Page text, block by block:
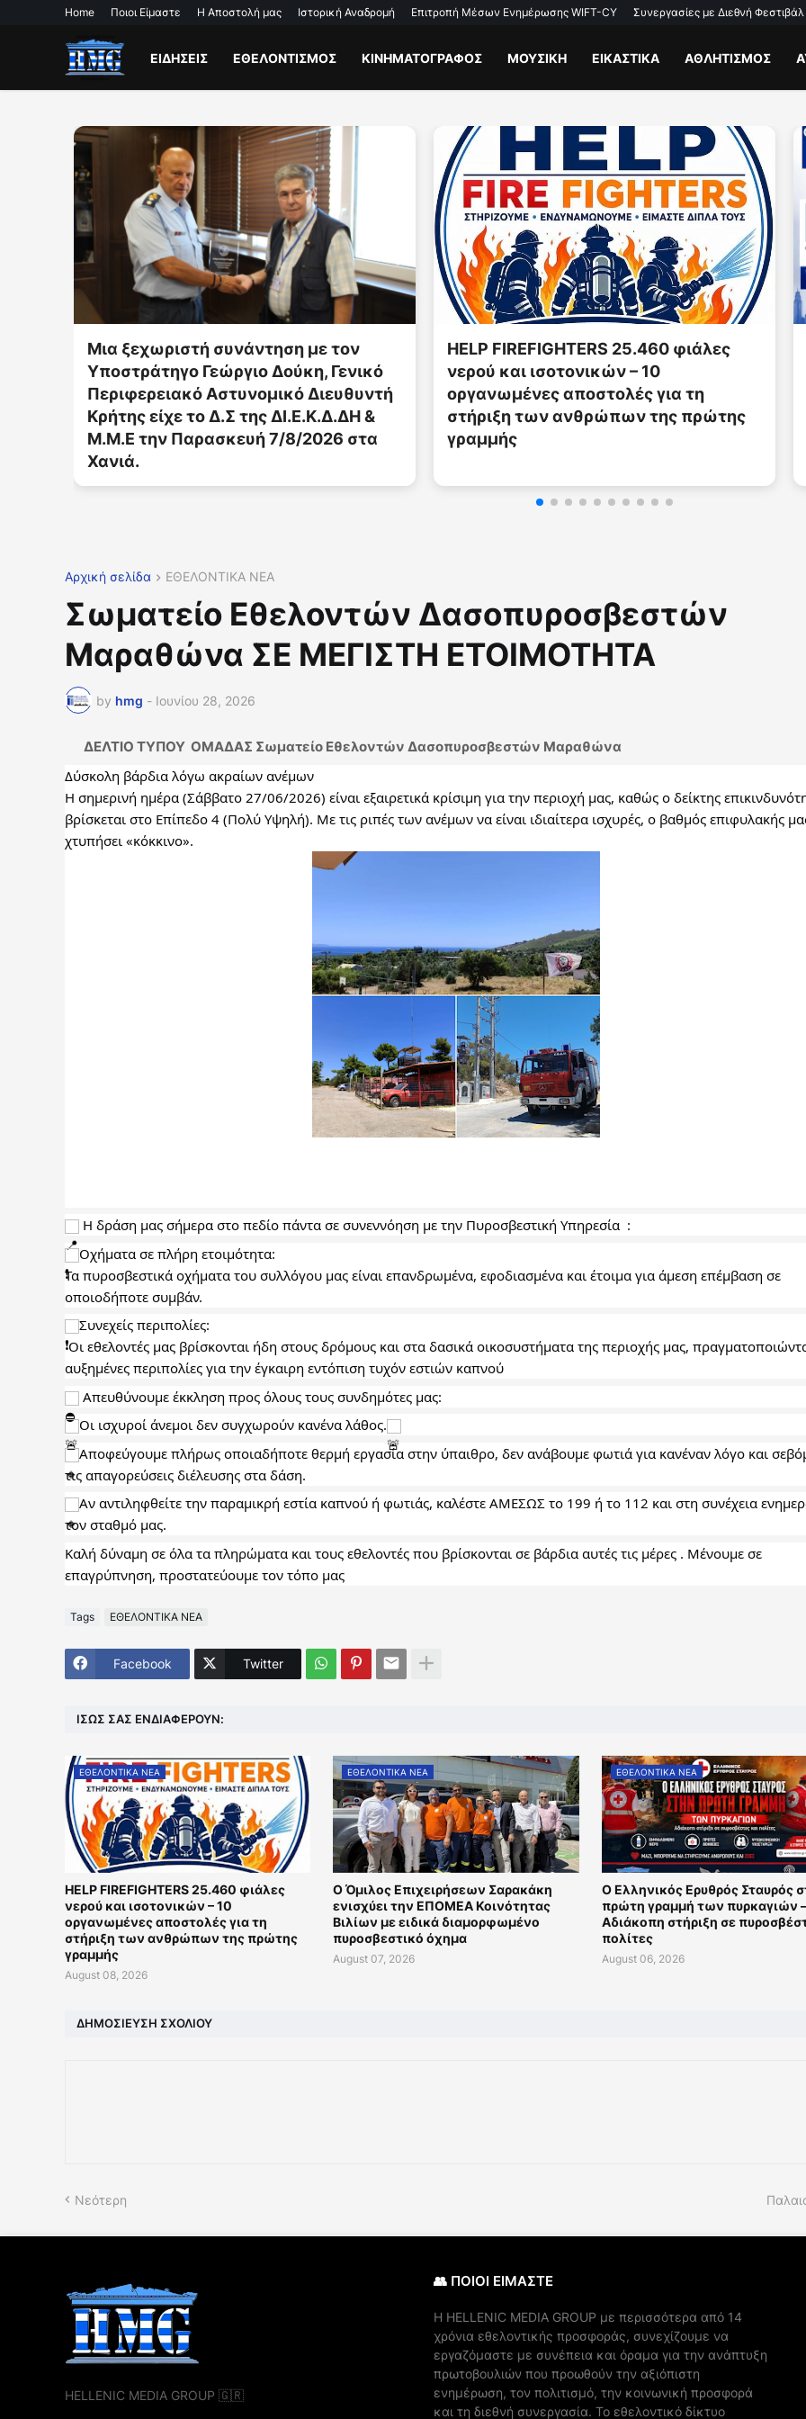
Home Ποιοι Είμαστε Η Αποστολή μας Ιστορική Αναδρομή Επιτροπή Μέσων Ενημέρωσης WIFT-CY Συνεργασίες με Διεθνή Φεστιβάλ
ΕΙΔΗΣΕΙΣ ΕΘΕΛΟΝΤΙΣΜΟΣ ΚΙΝΗΜΑΤΟΓΡΑΦΟΣ ΜΟΥΣΙΚΗ ΕΙΚΑΣΤΙΚΑ ΑΘΛΗΤΙΣΜΟΣ
HELP FIREFIGHTERS 25.460 φιάλες
νερού και ισοτονικών – 10
οργανωμένες αποστολές για τη
στήριξη των ανθρώπων της πρώτης
γραμμής
HABIRONA: The Philosophy Behind
Yelcast Visual Poetry
Αρχική σελίδα ΕΘΕΛΟΝΤΙΚΑ ΝΕΑ
Σωματείο Εθελοντών Δασοπυροσβεστών
Μαραθώνα ΣΕ ΜΕΓΙΣΤΗ ΕΤΟΙΜΟΤΗΤΑ
by hmg - Ιουνίου 28, 2026
ΔΕΛΤΙΟ ΤΥΠΟΥ ΟΜΑΔΑΣ Σωματείο Εθελοντών Δασοπυροσβεστών Μαραθώνα
Δύσκολη βάρδια λόγω ακραίων ανέμων
Η σημερινή ημέρα (Σάββατο 27/06/2026) είναι εξαιρετικά κρίσιμη για την περιοχή μας, καθώς ο δείκτης
βρίσκεται στο Επίπεδο 4 (Πολύ Υψηλή). Με τις ριπές των ανέμων να είναι ιδιαίτερα ισχυρές, ο βαθμός επιφυλακής
χτυπήσει «κόκκινο».
Η δράση μας σήμερα στο πεδίο πάντα σε συνεννόηση με την Πυροσβεστική Υπηρεσία  :
Οχήματα σε πλήρη ετοιμότητα:
Τα πυροσβεστικά οχήματα του συλλόγου μας είναι επανδρωμένα, εφοδιασμένα και έτοιμα για άμεση επέμβαση σε
οποιοδήποτε συμβάν.
Συνεχείς περιπολίες:
Οι εθελοντές μας βρίσκονται ήδη στους δρόμους και στα δασικά οικοσυστήματα της περιοχής μας, πραγματοποιώντας
αυξημένες περιπολίες για την έγκαιρη εντόπιση τυχόν εστιών καπνού
Απευθύνουμε έκκληση προς όλους τους συνδημότες μας:
Οι ισχυροί άνεμοι δεν συγχωρούν κανένα λάθος.
Αποφεύγουμε πλήρως οποιαδήποτε θερμή εργασία στην ύπαιθρο, δεν ανάβουμε φωτιά για κανέναν λόγο και
τις απαγορεύσεις διέλευσης στα δάση.
Αν αντιληφθείτε την παραμικρή εστία καπνού ή φωτιάς, καλέστε ΑΜΕΣΩΣ το 199 ή το 112 και στη συνέχεια
τον σταθμό μας.
Καλή δύναμη σε όλα τα πληρώματα και τους εθελοντές που βρίσκονται σε βάρδια αυτές τις μέρες . Μένουμε σε
επαγρύπνηση, προστατεύουμε τον τόπο μας
Tags ΕΘΕΛΟΝΤΙΚΑ ΝΕΑ
Facebook Twitter
ΊΣΩΣ ΣΑΣ ΕΝΔΙΑΦΈΡΟΥΝ:
ΕΘΕΛΟΝΤΙΚΑ ΝΕΑ
HELP FIREFIGHTERS 25.460 φιάλες
νερού και ισοτονικών – 10
οργανωμένες αποστολές για τη
στήριξη των ανθρώπων της πρώτης
γραμμής
August 08, 2026
ΕΘΕΛΟΝΤΙΚΑ ΝΕΑ
Ο Όμιλος Επιχειρήσεων Σαρακάκη
ενισχύει την ΕΠΟΜΕΑ Κοινότητας
Βιλίων με ειδικά διαμορφωμένο
πυροσβεστικό όχημα
August 07, 2026
ΕΘΕΛΟΝΤΙΚΑ ΝΕΑ
Ο Ελληνικός Ερυθρός Σταυρός
πρώτη γραμμή των πυρκαγιών –
Αδιάκοπη στήριξη σε
πολίτες
August 06, 2026
ΔΗΜΟΣΊΕΥΣΗ ΣΧΟΛΊΟΥ
Νεότερη
HELLENIC MEDIA GROUP 🇬🇷
👥 ΠΟΙΟΙ ΕΙΜΑΣΤΕ
Η ΗELLENIC MEDIA GROUP με περισσότερα από 14
χρόνια εθελοντικής προσφοράς, συνεχίζουμε να
εργαζόμαστε με συνέπεια και όραμα για την ανάπτυξη
πρωτοβουλιών που προωθούν την αξιόπιστη
ενημέρωση, τον πολιτισμό, την κοινωνική προσφορά
και τη διεθνή συνεργασία. Το εθελοντικό δίκτυο